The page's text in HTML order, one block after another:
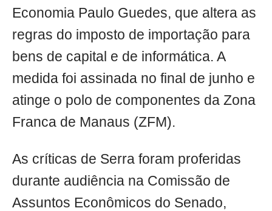
Economia Paulo Guedes, que altera as
regras do imposto de importação para
bens de capital e de informática. A
medida foi assinada no final de junho e
atinge o polo de componentes da Zona
Franca de Manaus (ZFM).
As críticas de Serra foram proferidas
durante audiência na Comissão de
Assuntos Econômicos do Senado,